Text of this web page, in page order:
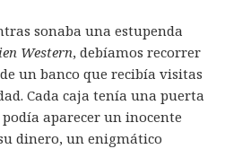
sonaba una estupenda
Western, debíamos recorrer
un banco que recibía visitas
Cada caja tenía una puerta
aparecer un inocente
dinero, un enigmático